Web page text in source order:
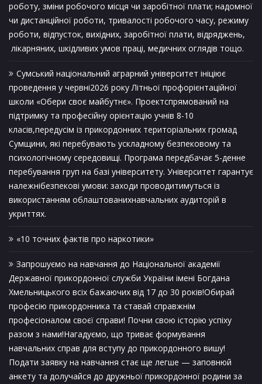
роботу, зміни робочого місця чи заробітної плати; надомної
чи дистанційної роботи, тривалості робочого часу, режиму
роботи, відпусток, вихідних, заробітної плати, відряджень,
лікарняних, шкідливих умов праці, медичних оглядів тощо.
Сумський національний аграрний університет ініціює
проведення у червні2026 року Літньої профорієнтаційної
школи «Обери своє майбутнє». Проектспрямований на
підтримку та професійну орієнтацію учнів 8-10
класів,передусім із прикордонних територіальних громад
Сумщини, які перебувають ускладному безпековому та
психологічному середовищі. Програма передбачає 5-денне
перебування груп на базі університету. Університет гарантує
належнібезпекові умови: заходи проводитимуться із
використанням облаштованихнавчальних аудиторій в
укриттях.
«10 точних фактів про наркотики»
Запрошуємо на навчання до Національної академії
Державної прикордонної служби України імені Богдана
Хмельницького всіх бажаючих від 17 до 30 років!Обирай
професію прикордонника та ставай справжнім
професіоналом своєї справи! Почни свою історію успіху
разом з нами!Нагадуємо, що триває формування
навчальних справ для вступу до прикордонного вишу!
Подати заявку на навчання стає ще легше — заповнюй
анкету та долучайся до дружньої прикордонної родини за